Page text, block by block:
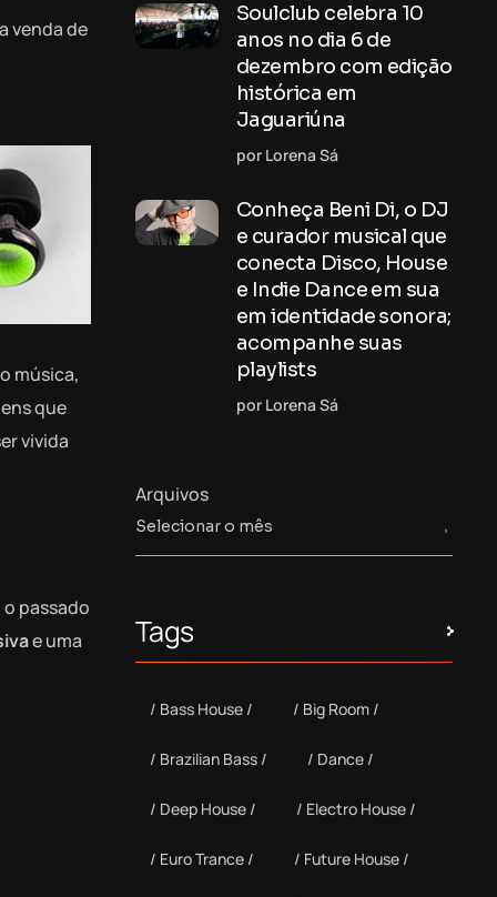
venda de
música,
que
vivida
o passado
e uma
Soulclub celebra 10
anos no dia 6 de
dezembro com edição
histórica em
Jaguariúna
por Lorena Sá
Conheça Beni Di, o DJ
e curador musical que
conecta Disco, House
e Indie Dance em sua
em identidade sonora;
acompanhe suas
playlists
por Lorena Sá
Arquivos
Tags
Bass House Big Room
Brazilian Bass Dance
Deep House Electro House
Euro Trance Future House